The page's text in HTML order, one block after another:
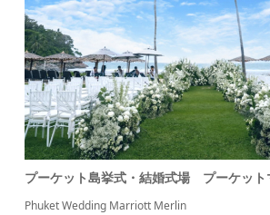
プーケット島挙式・結婚式場 プーケット
Phuket Wedding Marriott Merlin